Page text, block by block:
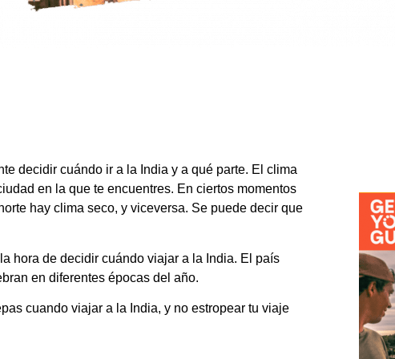
decidir cuándo ir a la India y a qué parte. El clima
en la que te encuentres. En ciertos momentos
hay clima seco, y viceversa. Se puede decir que
hora de decidir cuándo viajar a la India. El país
en diferentes épocas del año.
cuando viajar a la India, y no estropear tu viaje